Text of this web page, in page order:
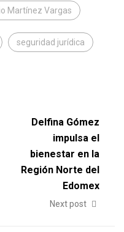
Martínez Vargas
seguridad jurídica
Delfina Gómez
impulsa el
bienestar en la
Región Norte del
Edomex
Next post